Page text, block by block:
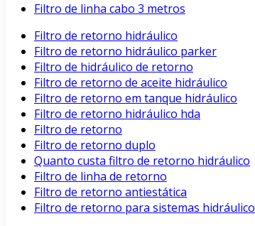
Filtro de linha cabo 3 metros
Filtro de retorno hidráulico
Filtro de retorno hidráulico parker
Filtro de hidráulico de retorno
Filtro de retorno de aceite hidráulico
Filtro de retorno em tanque hidráulico
Filtro de retorno hidráulico hda
Filtro de retorno
Filtro de retorno duplo
Quanto custa filtro de retorno hidráulico
Filtro de linha de retorno
Filtro de retorno antiestática
Filtro de retorno para sistemas